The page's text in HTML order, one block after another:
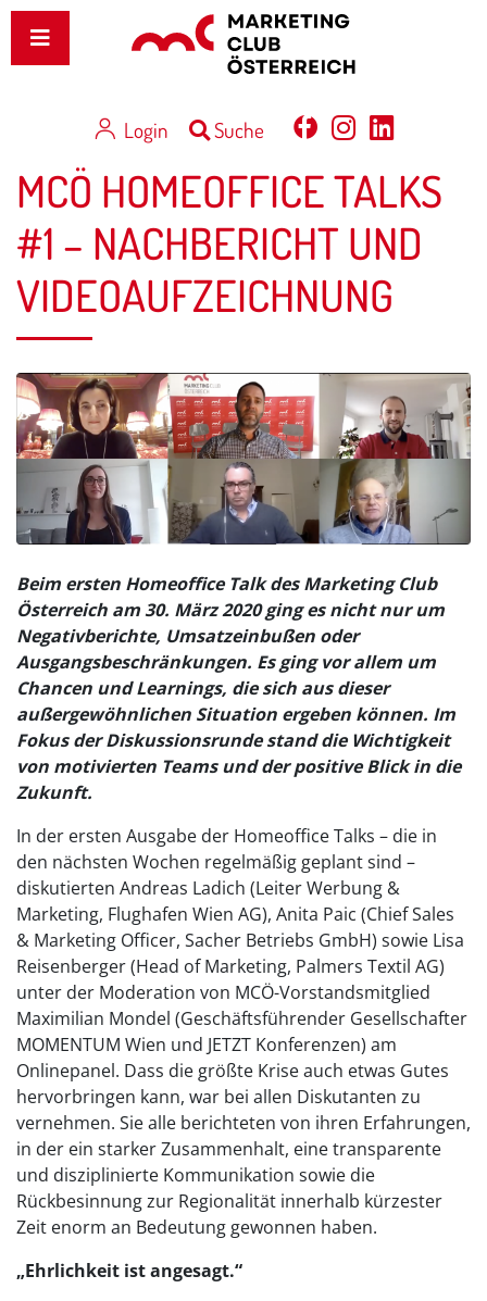
Login Suche
MCÖ HOMEOFFICE TALKS
#1 – NACHBERICHT UND
VIDEOAUFZEICHNUNG
Beim ersten Homeoffice Talk des Marketing Club
Österreich am 30. März 2020 ging es nicht nur um
Negativberichte, Umsatzeinbußen oder
Ausgangsbeschränkungen. Es ging vor allem um
Chancen und Learnings, die sich aus dieser
außergewöhnlichen Situation ergeben können. Im
Fokus der Diskussionsrunde stand die Wichtigkeit
von motivierten Teams und der positive Blick in die
Zukunft.
In der ersten Ausgabe der Homeoffice Talks – die in
den nächsten Wochen regelmäßig geplant sind –
diskutierten Andreas Ladich (Leiter Werbung &
Marketing, Flughafen Wien AG), Anita Paic (Chief Sales
& Marketing Officer, Sacher Betriebs GmbH) sowie Lisa
Reisenberger (Head of Marketing, Palmers Textil AG)
unter der Moderation von MCÖ-Vorstandsmitglied
Maximilian Mondel (Geschäftsführender Gesellschafter
MOMENTUM Wien und JETZT Konferenzen) am
Onlinepanel. Dass die größte Krise auch etwas Gutes
hervorbringen kann, war bei allen Diskutanten zu
vernehmen. Sie alle berichteten von ihren Erfahrungen,
in der ein starker Zusammenhalt, eine transparente
und disziplinierte Kommunikation sowie die
Rückbesinnung zur Regionalität innerhalb kürzester
Zeit enorm an Bedeutung gewonnen haben.
„Ehrlichkeit ist angesagt.“